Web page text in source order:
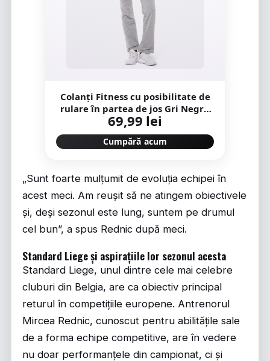
Colanţi Fitness cu posibilitate de
rulare în partea de jos Gri Negru
Damă
69,99 lei
Cumpără acum
„Sunt foarte mulțumit de evoluția echipei în
acest meci. Am reușit să ne atingem obiectivele
și, deși sezonul este lung, suntem pe drumul
cel bun”, a spus Rednic după meci.
Standard Liege și aspirațiile lor sezonul acesta
Standard Liege, unul dintre cele mai celebre
cluburi din Belgia, are ca obiectiv principal
returul în competițiile europene. Antrenorul
Mircea Rednic, cunoscut pentru abilitățile sale
de a forma echipe competitive, are în vedere
nu doar performanțele din campionat, ci și